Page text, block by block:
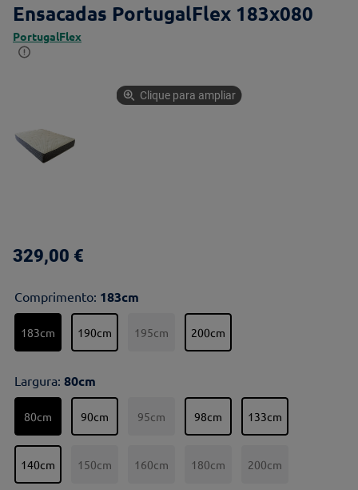
Ensacadas PortugalFlex 183x080
PortugalFlex
Clique para ampliar
329,00 €
Comprimento: 183cm
183cm 190cm 195cm 200cm
Largura: 80cm
80cm 90cm 95cm 98cm 133cm
140cm 150cm 160cm 180cm 200cm